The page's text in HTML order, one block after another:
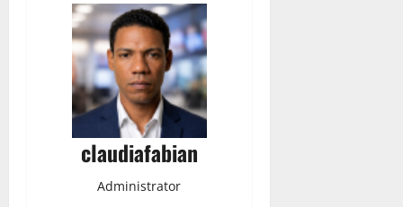
claudiafabian
Administrator